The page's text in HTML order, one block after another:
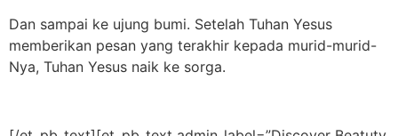
Dan sampai ke ujung bumi. Setelah Tuhan Yesus
memberikan pesan yang terakhir kepada murid-murid-
Nya, Tuhan Yesus naik ke sorga.